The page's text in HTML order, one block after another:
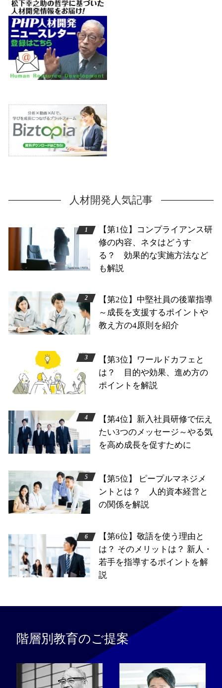
人材開発人気記事
【第1位】コンプライアンス研
修の内容、ネタはどうす
る？ 効果的な実施方法など
も解説
【第2位】中堅社員の後輩指導
～成長を支援するポイントや
教え方の4原則を紹介
【第3位】ワールドカフェと
は？ 目的や効果、進め方の
ポイントを解説
【第4位】新入社員研修で伝え
たい3つのメッセージ～やる気
を高め成長を促すために
【第5位】 ピープルマネジメ
ントとは？ 人的資本経営と
の関係を解説
【第6位】敬語を使う理由と
は？ そのメリットは？ 新人・
若手を指導するポイントを解
説
階層別教育のご提案